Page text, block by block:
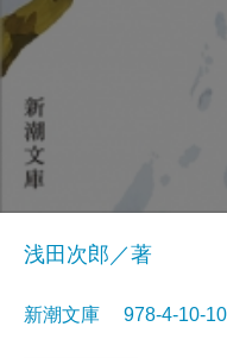
浅田次郎／著
新潮文庫 978-4-10-